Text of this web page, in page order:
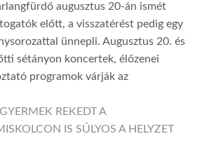
augusztus 20-án ismét
előtt, a visszatérést pedig egy
ünnepli. Augusztus 20. és
sétányon koncertek, élőzenei
programok várják az
REKEDT A
IS SÚLYOS A HELYZET